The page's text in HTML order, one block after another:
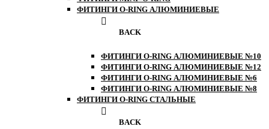
ФИТИНГИ O-RING АЛЮМИНИЕВЫЕ
BACK
ФИТИНГИ O-RING АЛЮМИНИЕВЫЕ №10
ФИТИНГИ O-RING АЛЮМИНИЕВЫЕ №12
ФИТИНГИ O-RING АЛЮМИНИЕВЫЕ №6
ФИТИНГИ O-RING АЛЮМИНИЕВЫЕ №8
ФИТИНГИ O-RING СТАЛЬНЫЕ
BACK